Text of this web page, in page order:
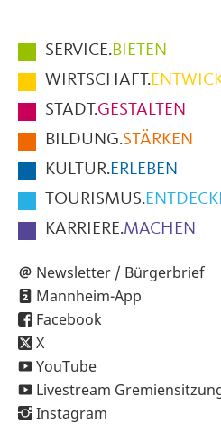
Hauptmenüpunkte
im
Fußbereich
der
Seite
SERVICE.BIETEN
WIRTSCHAFT.
STADT.GESTALTEN
BILDUNG.STÄRKEN
KULTUR.ERLEBEN
TOURISMUS.
KARRIERE.MACHEN
Newsletter / Bürgerbrief
Mannheim-App
Facebook
X
YouTube
Livestream
Instagram